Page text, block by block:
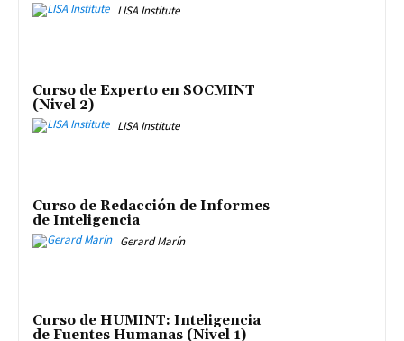
LISA Institute
Curso de Experto en SOCMINT
(Nivel 2)
LISA Institute
Curso de Redacción de Informes
de Inteligencia
Gerard Marín
Curso de HUMINT: Inteligencia
de Fuentes Humanas (Nivel 1)